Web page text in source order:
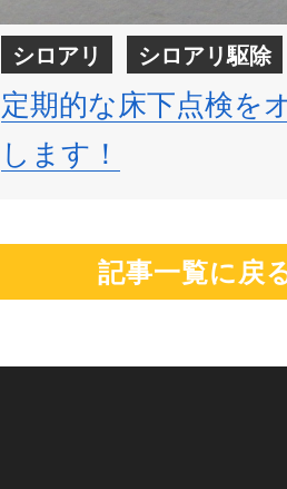
シロアリ シロアリ駆除
定期的な床下点検を
します！
記事一覧に戻